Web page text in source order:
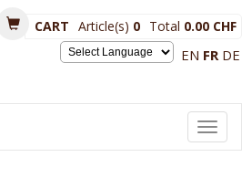
EN FR DE
CART Article(s) 0 Total 0.00 CHF